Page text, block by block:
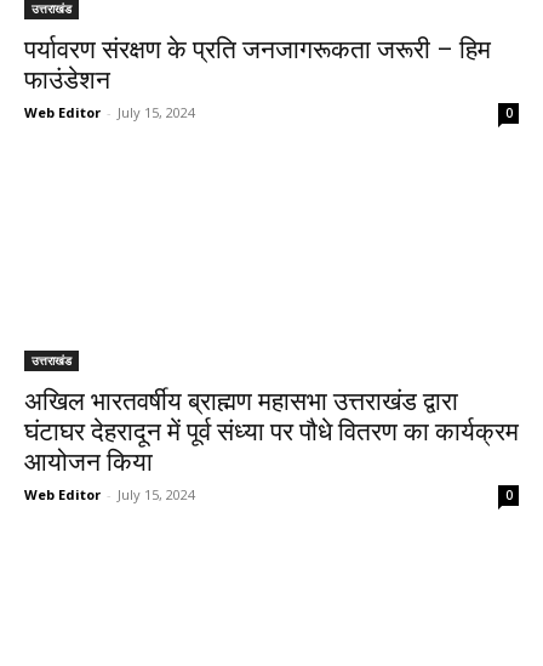
उत्तराखंड
पर्यावरण संरक्षण के प्रति जनजागरूकता जरूरी – हिम
फाउंडेशन
Web Editor - July 15, 2024 0
उत्तराखंड
अखिल भारतवर्षीय ब्राह्मण महासभा उत्तराखंड द्वारा
घंटाघर देहरादून में पूर्व संध्या पर पौधे वितरण का कार्यक्रम
आयोजन किया
Web Editor - July 15, 2024 0